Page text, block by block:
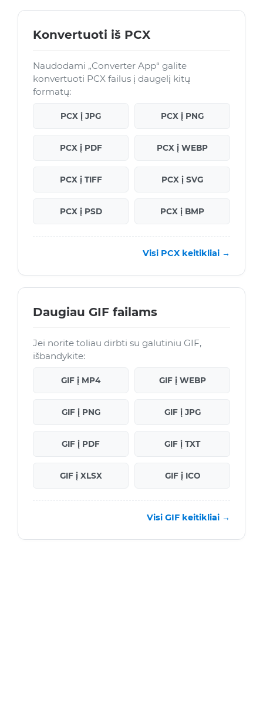
Konvertuoti iš PCX
Naudodami „Converter App“ galite
konvertuoti PCX failus į daugelį kitų
formatų:
PCX į JPG PCX į PNG
PCX į PDF PCX į WEBP
PCX į TIFF PCX į SVG
PCX į PSD PCX į BMP
Visi PCX keitikliai →
Daugiau GIF failams
Jei norite toliau dirbti su galutiniu GIF,
išbandykite:
GIF į MP4 GIF į WEBP
GIF į PNG GIF į JPG
GIF į PDF GIF į TXT
GIF į XLSX GIF į ICO
Visi GIF keitikliai →